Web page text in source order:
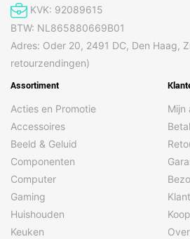
KVK: 92089615
BTW: NL865880669B01
Adres: Oder 20, 2491 DC, Den Haag,
retourzendingen)
Assortiment
Acties en Promotie
Accessoires
Beeld & Geluid
Componenten
Computer
Gaming
Huishouden
Keuken
Mijn